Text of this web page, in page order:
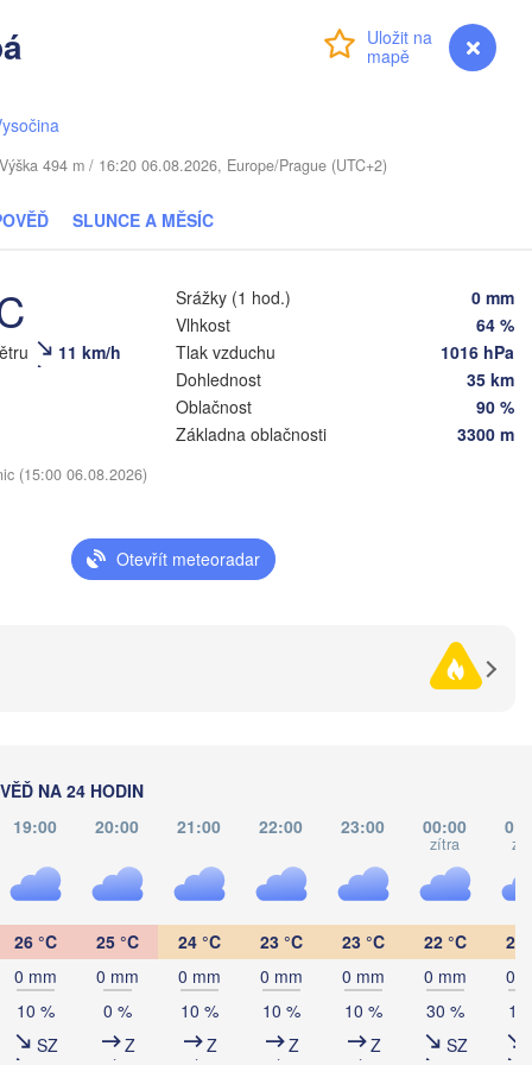
myVentusky Předpověď
494 m / 16:20 06.08.2026, Europe/Prague (UTC+2)
SLUNCE A MĚSÍC
11 km/h
Srážky (1 hod.)
0 mm
Vlhkost
64 %
Tlak vzduchu
1016 hPa
Dohlednost
35 km
Oblačnost
90 %
Základna oblačnosti
3300 m
(15:00 06.08.2026)
Otevřít meteoradar
NA 24 HODIN
19:00 20:00 21:00 22:00 23:00 00:00
zítra
26 °C
0 mm
10 %
SZ
25 °C
0 mm
0 %
Z
24 °C
0 mm
10 %
Z
23 °C
0 mm
10 %
Z
23 °C
0 mm
10 %
Z
22 °C
0 mm
30 %
SZ
21
0
10
(Minsk)
(Homieĺ)
(Babrujsk)
(Zhytomyr)
(Chernihiv)
(Kremenchuk)
Мазыр
(Mazyr)
(Mahilioŭ)
Одеса
Севастополь
(Sevastopol)
Galați
Дніпро
(Dnipro)